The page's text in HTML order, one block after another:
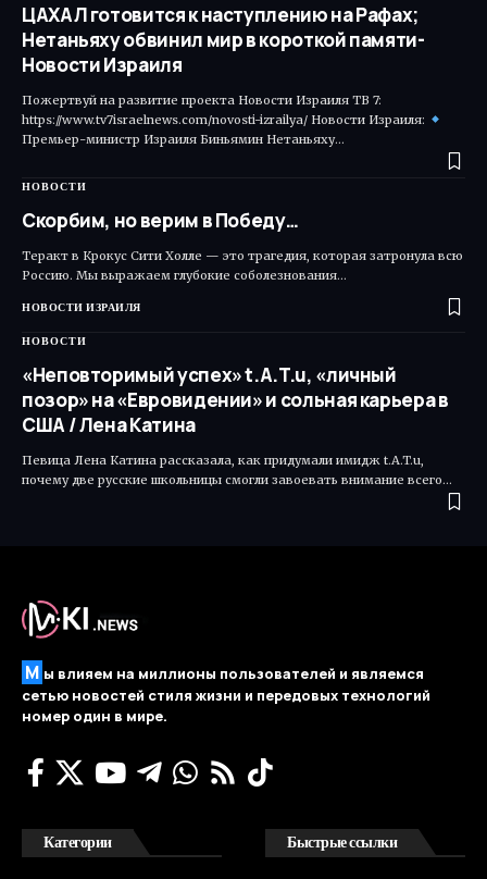
ЦАХАЛ готовится к наступлению на Рафах;
Нетаньяху обвинил мир в короткой памяти-
Новости Израиля
Пожертвуй на развитие проекта Новости Израиля ТВ 7:
https://www.tv7israelnews.com/novosti-izrailya/ Новости Израиля:
Премьер-министр Израиля Биньямин Нетаньяху…
НОВОСТИ
Скорбим, но верим в Победу…
Теракт в Крокус Сити Холле — это трагедия, которая затронула всю
Россию. Мы выражаем глубокие соболезнования…
НОВОСТИ ИЗРАИЛЯ
НОВОСТИ
«Неповторимый успех» t.A.T.u, «личный
позор» на «Евровидении» и сольная карьера в
США / Лена Катина
Певица Лена Катина рассказала, как придумали имидж t.A.T.u,
почему две русские школьницы смогли завоевать внимание всего…
М ы влияем на миллионы пользователей и являемся
сетью новостей стиля жизни и передовых технологий
номер один в мире.
Категории Быстрые ссылки